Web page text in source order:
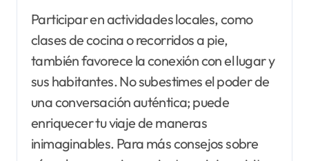
Participar en actividades locales, como
clases de cocina o recorridos a pie,
también favorece la conexión con el lugar y
sus habitantes. No subestimes el poder de
una conversación auténtica; puede
enriquecer tu viaje de maneras
inimaginables. Para más consejos sobre